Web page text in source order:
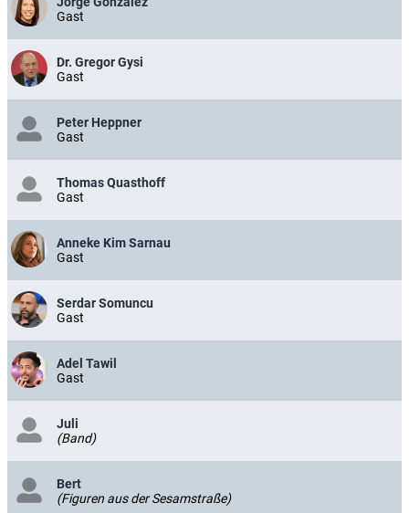
Gast
Dr. Gregor Gysi
Gast
Peter Heppner
Gast
Thomas Quasthoff
Gast
Anneke Kim Sarnau
Gast
Serdar Somuncu
Gast
Adel Tawil
Gast
Juli
(Band)
Bert
(Figuren aus der Sesamstraße)